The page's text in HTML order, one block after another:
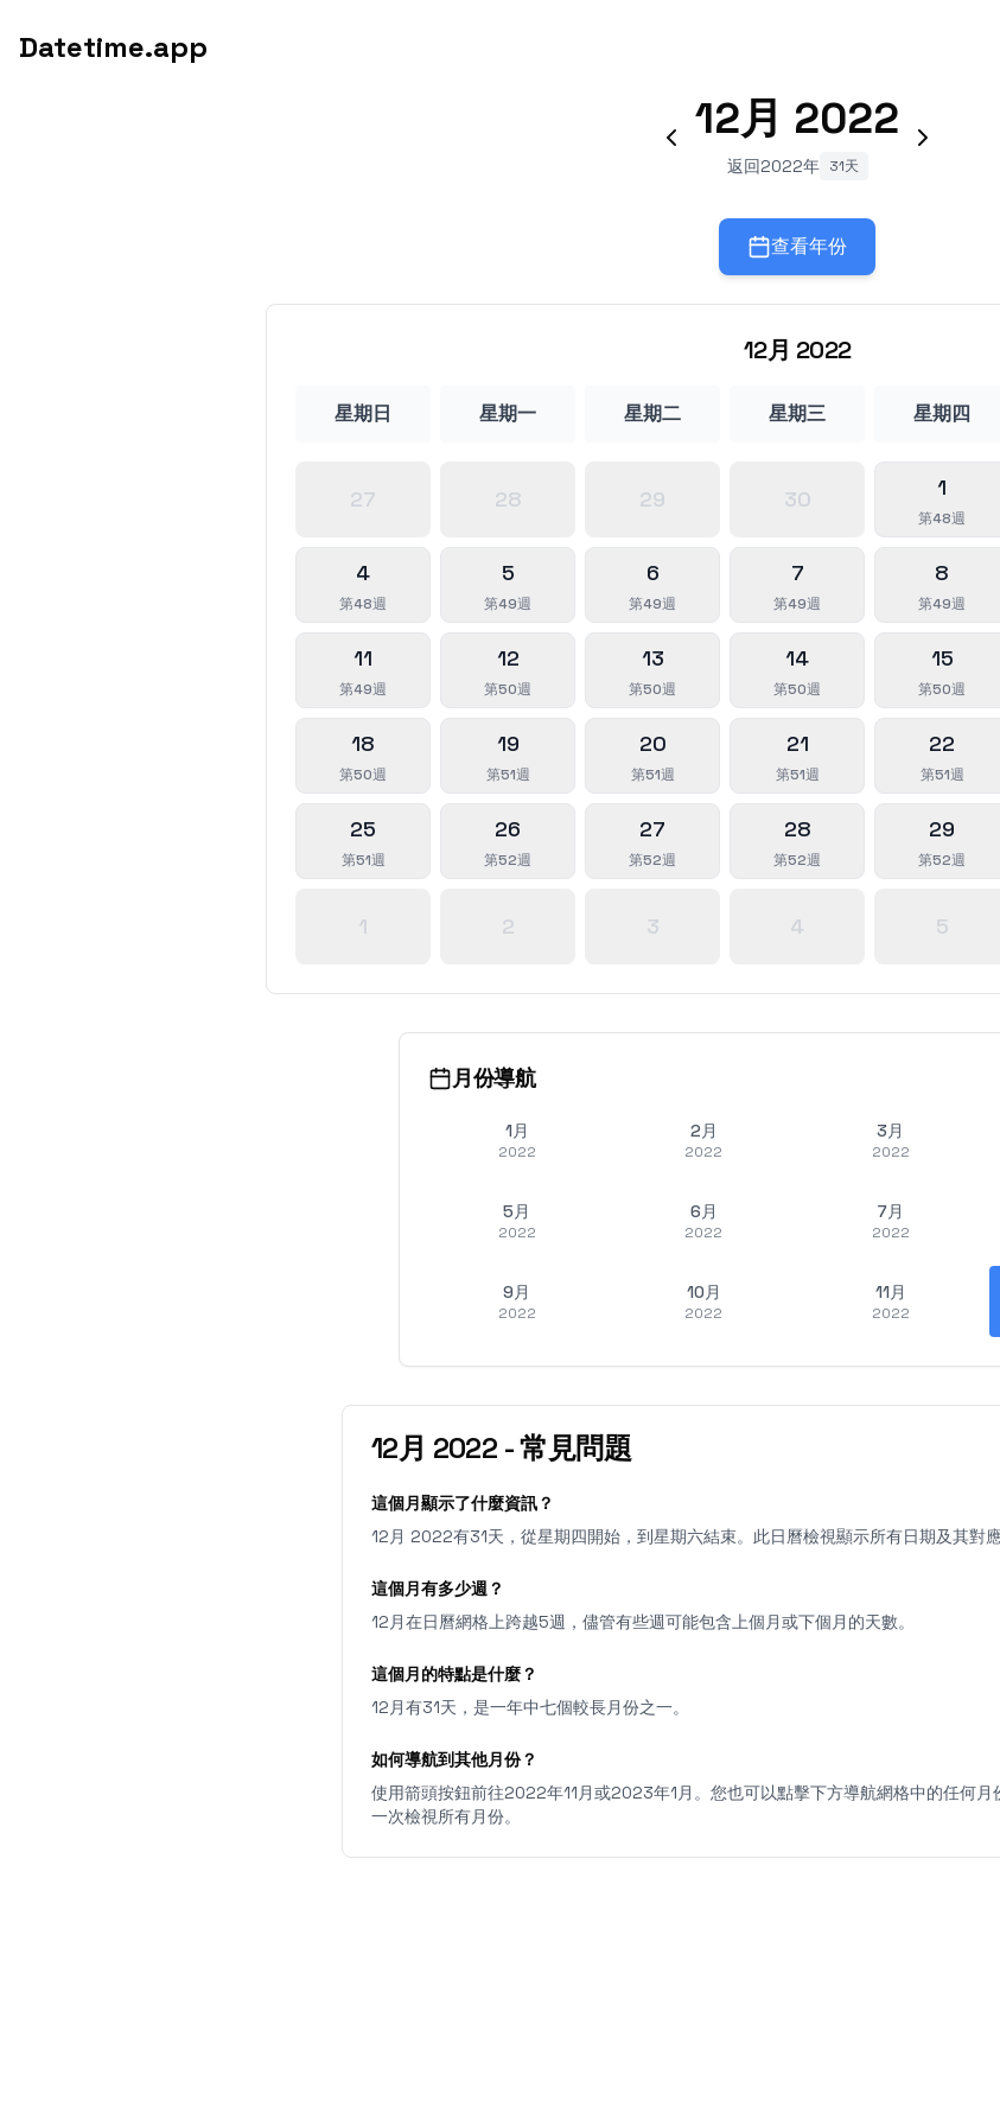
Datetime.app
12月 2022
返回2022年 31天
查看年份
12月 2022
星期日 星期一 星期二 星期三 星期四
27 28 29 30 1
第48週
4
第48週
5
第49週
6
第49週
7
第49週
8
第49週
11
第49週
12
第50週
13
第50週
14
第50週
15
第50週
18
第50週
19
第51週
20
第51週
21
第51週
22
第51週
25
第51週
26
第52週
27
第52週
28
第52週
29
第52週
1 2 3 4 5
月份導航
1月
2022
2月
2022
3月
2022
5月
2022
6月
2022
7月
2022
9月
2022
10月
2022
11月
2022
12月 2022 -常見問題
這個月顯示了什麼資訊？
12月 2022有31天，從星期四開始，到星期六結束。此日曆檢視顯示所有日期及其對應
這個月有多少週？
12月在日曆網格上跨越5週，儘管有些週可能包含上個月或下個月的天數。
這個月的特點是什麼？
12月有31天，是一年中七個較長月份之一。
如何導航到其他月份？
使用箭頭按鈕前往2022年11月或2023年1月。您也可以點擊下方導航網格中的任何月
一次檢視所有月份。